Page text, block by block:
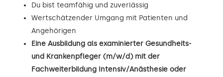
Du bist teamfähig und zuverlässig
Wertschätzender Umgang mit Patienten und
Angehörigen
Eine Ausbildung als examinierter Gesundheits-
und Krankenpfleger (m/w/d) mit der
Fachweiterbildung Intensiv/Anästhesie oder